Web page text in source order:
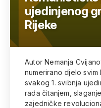
ujedinjenog
Rijeke
Autor Nemanja
numerirano djelo svim
svakog 1. svibnja
rada čitanjem,
zajedničke